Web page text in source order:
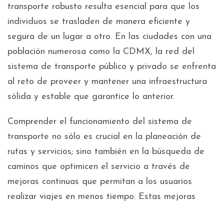
transporte robusto resulta esencial para que los
individuos se trasladen de manera eficiente y
segura de un lugar a otro. En las ciudades con una
población numerosa como la CDMX, la red del
sistema de transporte público y privado se enfrenta
al reto de proveer y mantener una infraestructura
sólida y estable que garantice lo anterior.
Comprender el funcionamiento del sistema de
transporte no sólo es crucial en la planeación de
rutas y servicios; sino también en la búsqueda de
caminos que optimicen el servicio a través de
mejoras continuas que permitan a los usuarios
realizar viajes en menos tiempo. Estas mejoras